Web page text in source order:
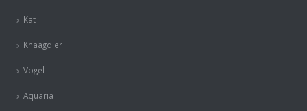
Kat
Knaagdier
Vogel
Aquaria